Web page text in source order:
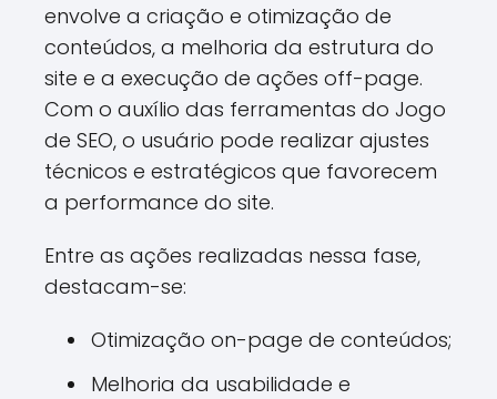
envolve a criação e otimização de
conteúdos, a melhoria da estrutura do
site e a execução de ações off-page.
Com o auxílio das ferramentas do Jogo
de SEO, o usuário pode realizar ajustes
técnicos e estratégicos que favorecem
a performance do site.
Entre as ações realizadas nessa fase,
destacam-se:
Otimização on-page de conteúdos;
Melhoria da usabilidade e